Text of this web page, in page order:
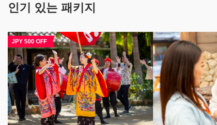
인기 있는 패키지
JPY 500 OFF